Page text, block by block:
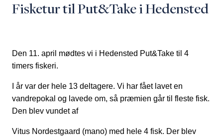
Fisketur til Put&Take i Hedensted
Den 11. april mødtes vi i Hedensted Put&Take til 4
timers fiskeri.
I år var der hele 13 deltagere. Vi har fået lavet en
vandrepokal og lavede om, så præmien går til fleste fisk.
Den blev vundet af
Vitus Nordestgaard (mano) med hele 4 fisk. Der blev